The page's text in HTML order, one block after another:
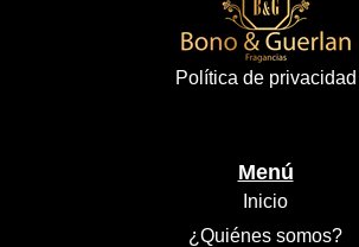
Política de privacidad
Menú
Inicio
¿Quiénes somos?